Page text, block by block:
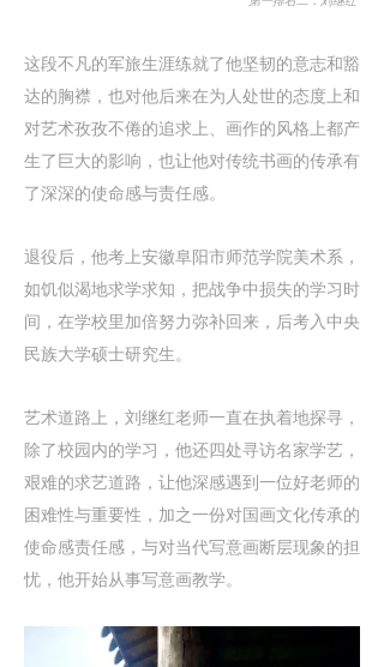
这段不凡的军旅生涯练就了他坚韧的意志和豁
达的胸襟，也对他后来在为人处世的态度上和
对艺术孜孜不倦的追求上、画作的风格上都产
生了巨大的影响，也让他对传统书画的传承有
了深深的使命感与责任感。
退役后，他考上安徽阜阳市师范学院美术系，
如饥似渴地求学求知，把战争中损失的学习时
间，在学校里加倍努力弥补回来，后考入中央
民族大学硕士研究生。
艺术道路上，刘继红老师一直在执着地探寻，
除了校园内的学习，他还四处寻访名家学艺，
艰难的求艺道路，让他深感遇到一位好老师的
困难性与重要性，加之一份对国画文化传承的
使命感责任感，与对当代写意画断层现象的担
忧，他开始从事写意画教学。